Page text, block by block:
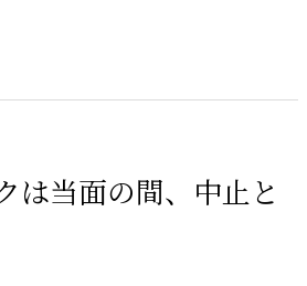
は当面の間、中止と